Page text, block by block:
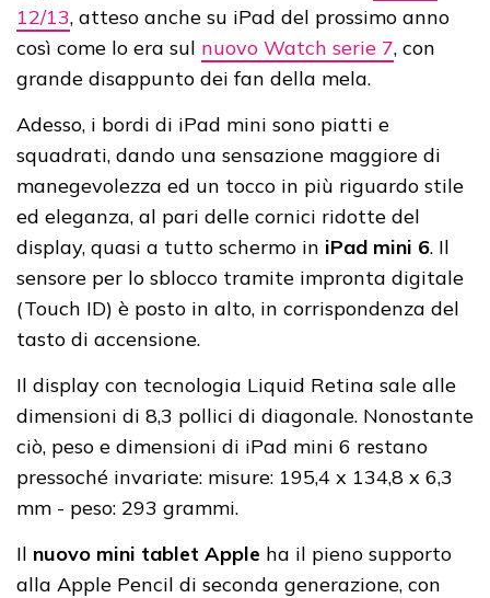
12/13, atteso anche su iPad del prossimo anno
così come lo era sul nuovo Watch serie 7, con
grande disappunto dei fan della mela.
Adesso, i bordi di iPad mini sono piatti e
squadrati, dando una sensazione maggiore di
manegevolezza ed un tocco in più riguardo stile
ed eleganza, al pari delle cornici ridotte del
display, quasi a tutto schermo in iPad mini 6. Il
sensore per lo sblocco tramite impronta digitale
(Touch ID) è posto in alto, in corrispondenza del
tasto di accensione.
Il display con tecnologia Liquid Retina sale alle
dimensioni di 8,3 pollici di diagonale. Nonostante
ciò, peso e dimensioni di iPad mini 6 restano
pressoché invariate: misure: 195,4 x 134,8 x 6,3
mm - peso: 293 grammi.
Il nuovo mini tablet Apple ha il pieno supporto
alla Apple Pencil di seconda generazione, con